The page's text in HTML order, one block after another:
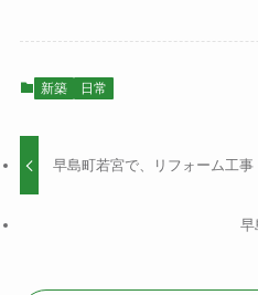
新築 日常
早島町若宮で、リフォーム工事
早